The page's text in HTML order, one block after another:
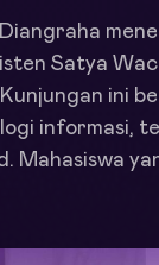
Satya
ini
informasi,
Mahasiswa